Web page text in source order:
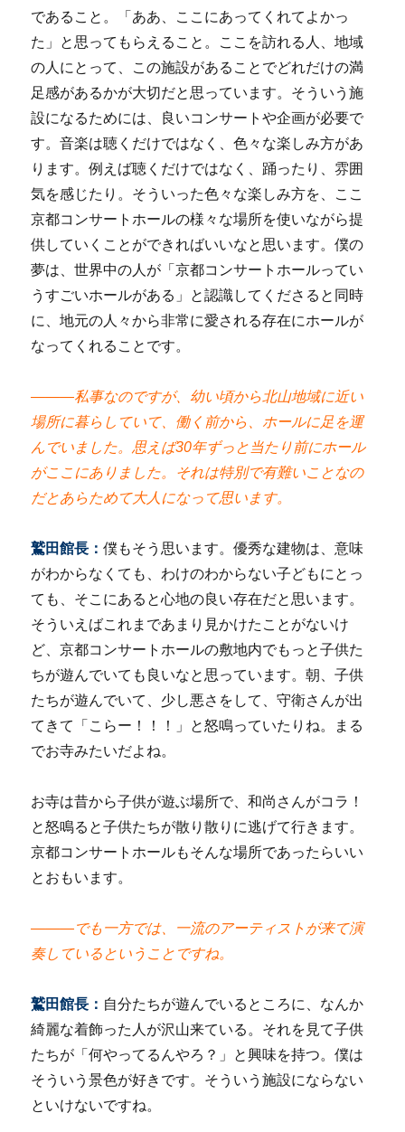
であること。「ああ、ここにあってくれてよかっ
た」と思ってもらえること。ここを訪れる人、地域
の人にとって、この施設があることでどれだけの満
足感があるかが大切だと思っています。そういう施
設になるためには、良いコンサートや企画が必要で
す。音楽は聴くだけではなく、色々な楽しみ方があ
ります。例えば聴くだけではなく、踊ったり、雰囲
気を感じたり。そういった色々な楽しみ方を、ここ
京都コンサートホールの様々な場所を使いながら提
供していくことができればいいなと思います。僕の
夢は、世界中の人が「京都コンサートホールってい
うすごいホールがある」と認識してくださると同時
に、地元の人々から非常に愛される存在にホールが
なってくれることです。
―――私事なのですが、幼い頃から北山地域に近い
場所に暮らしていて、働く前から、ホールに足を運
んでいました。思えば30年ずっと当たり前にホール
がここにありました。それは特別で有難いことなの
だとあらためて大人になって思います。
鷲田館長：僕もそう思います。優秀な建物は、意味
がわからなくても、わけのわからない子どもにとっ
ても、そこにあると心地の良い存在だと思います。
そういえばこれまであまり見かけたことがないけ
ど、京都コンサートホールの敷地内でもっと子供た
ちが遊んでいても良いなと思っています。朝、子供
たちが遊んでいて、少し悪さをして、守衛さんが出
てきて「こらー！！！」と怒鳴っていたりね。まる
でお寺みたいだよね。
お寺は昔から子供が遊ぶ場所で、和尚さんがコラ！
と怒鳴ると子供たちが散り散りに逃げて行きます。
京都コンサートホールもそんな場所であったらいい
とおもいます。
―――でも一方では、一流のアーティストが来て演
奏しているということですね。
鷲田館長： 自分たちが遊んでいるところに、なんか
綺麗な着飾った人が沢山来ている。それを見て子供
たちが「何やってるんやろ？」と興味を持つ。僕は
そういう景色が好きです。そういう施設にならない
といけないですね。